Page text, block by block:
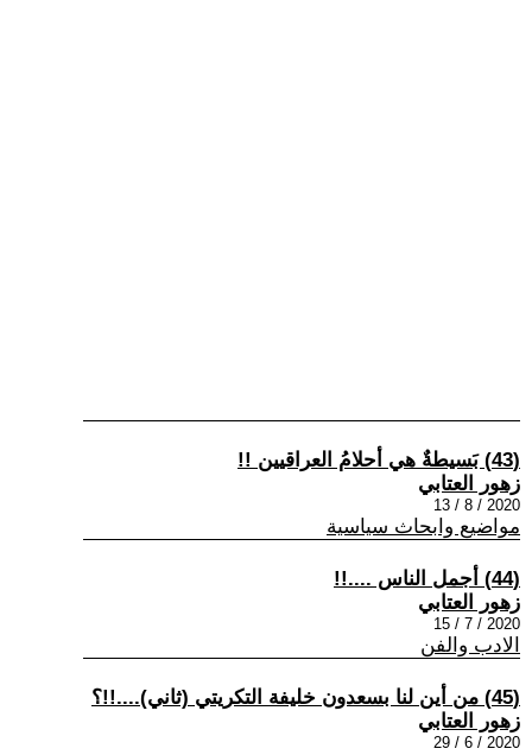
(43) بَسيطةٌ هي أحلامُ العراقيين !!
زهور العتابي
2020 / 8 / 13
مواضيع وابحاث سياسية
(44) أجمل الناس ....!!
زهور العتابي
2020 / 7 / 15
الادب والفن
(45) من أين لنا بسعدون خليفة التكريتي (ثاني)....!!؟
زهور العتابي
2020 / 6 / 29